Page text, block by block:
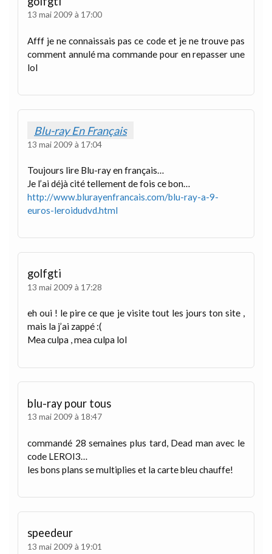
13 mai 2009 à 17:00
Afff je ne connaissais pas ce code et je ne trouve pas
comment annulé ma commande pour en repasser une
lol
Blu-ray En Français
13 mai 2009 à 17:04
Toujours lire Blu-ray en français…
Je l’ai déjà cité tellement de fois ce bon…
http://www.blurayenfrancais.com/blu-ray-a-9-
euros-leroidudvd.html
golfgti
13 mai 2009 à 17:28
eh oui ! le pire ce que je visite tout les jours ton site ,
mais la j’ai zappé :(
Mea culpa , mea culpa lol
blu-ray pour tous
13 mai 2009 à 18:47
commandé 28 semaines plus tard, Dead man avec le
code LEROI3…
les bons plans se multiplies et la carte bleu chauffe!
speedeur
13 mai 2009 à 19:01